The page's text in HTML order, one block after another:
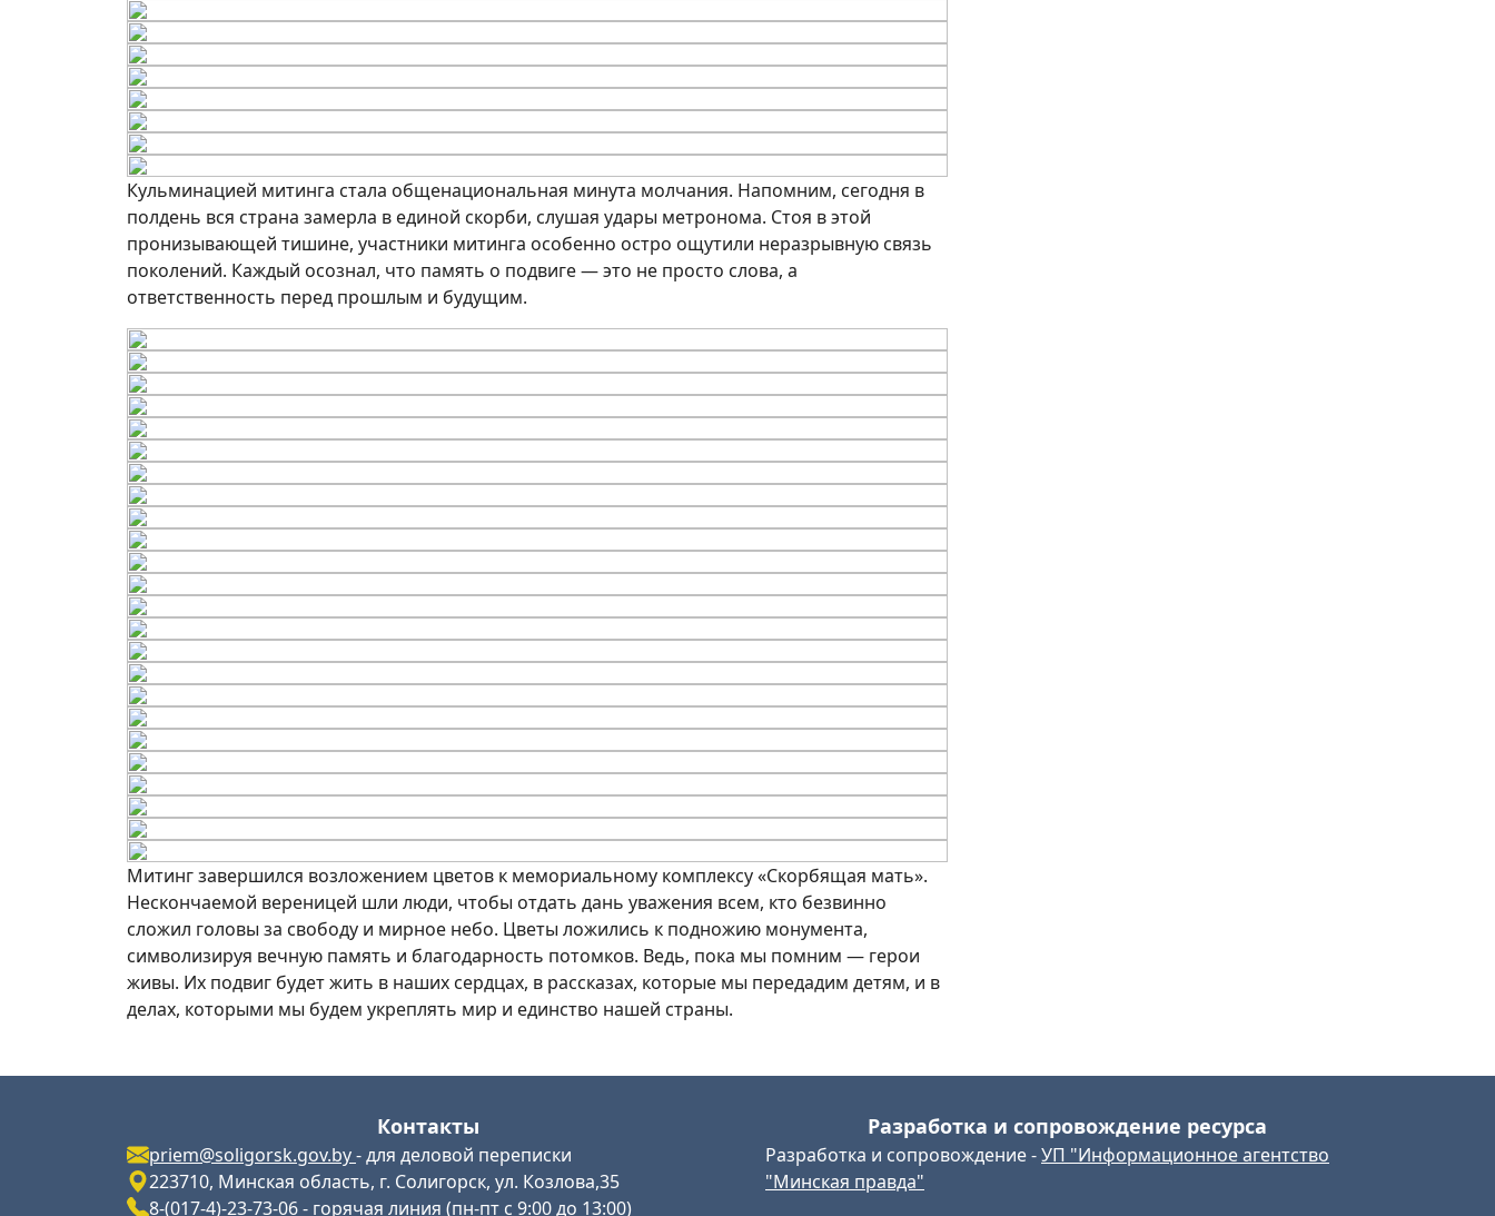
Кульминацией митинга стала общенациональная минута молчания. Напомним, сегодня в
полдень вся страна замерла в единой скорби, слушая удары метронома. Стоя в этой
пронизывающей тишине, участники митинга особенно остро ощутили неразрывную связь
поколений. Каждый осознал, что память о подвиге — это не просто слова, а
ответственность перед прошлым и будущим.
Митинг завершился возложением цветов к мемориальному комплексу «Скорбящая мать».
Нескончаемой вереницей шли люди, чтобы отдать дань уважения всем, кто безвинно
сложил головы за свободу и мирное небо. Цветы ложились к подножию монумента,
символизируя вечную память и благодарность потомков. Ведь, пока мы помним — герои
живы. Их подвиг будет жить в наших сердцах, в рассказах, которые мы передадим детям, и в
делах, которыми мы будем укреплять мир и единство нашей страны.
Контакты
priem@soligorsk.gov.by- для деловой переписки
223710, Минская область, г. Солигорск, ул. Козлова,35
8-(017-4)-23-73-06- горячая линия (пн-пт с 9:00 до 13:00)
Разработка и сопровождение ресурса
Разработка и сопровождение -УП "Информационное агентство
"Минская правда"